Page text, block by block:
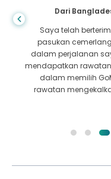
Dari
Saya telah
pasukan
dalam perjalanan
mendapatkan
dalam memilih
rawatan